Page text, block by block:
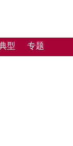
型 专题